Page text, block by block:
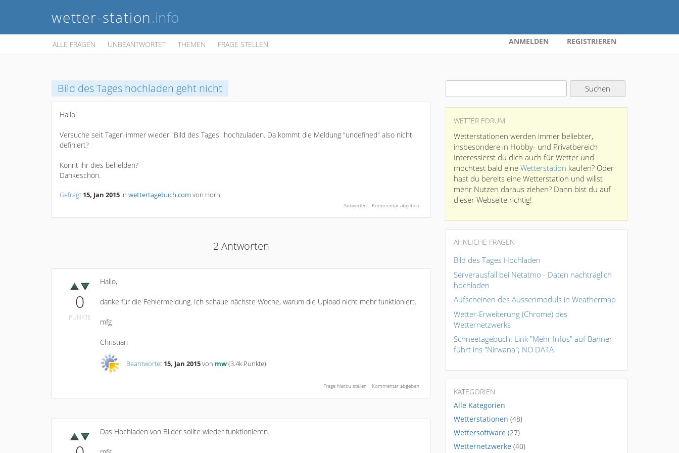
wetter-station.info
ALLE FRAGEN UNBEANTWORTET THEMEN FRAGE STELLEN ANMELDEN REGISTRIEREN
Bild des Tages hochladen geht nicht
Hallo!
Versuche seit Tagen immer wieder "Bild des Tages" hochzuladen. Da kommt die Meldung "undefined" also nicht
definiert?
Könnt ihr dies behelden?
Dankeschön.
Gefragt 15, Jan 2015 in wettertagebuch.com von Horn
2 Antworten
0
PUNKTE
Hallo,
danke für die Fehlermeldung. Ich schaue nächste Woche, warum die Upload nicht mehr funktioniert.
mfg
Christian
Beantwortet 15, Jan 2015von mw(3.4k Punkte)
Das Hochladen von Bilder sollte wieder funktionieren.
WETTER FORUM
Wetterstationen werden immer beliebter,
insbesondere in Hobby- und Privatbereich
Interessierst du dich auch für Wetter und
möchtest bald eine Wetterstation kaufen? Oder
hast du bereits eine Wetterstation und willst
mehr Nutzen daraus ziehen? Dann bist du auf
dieser Webseite richtig!
ÄHNLICHE FRAGEN
Bild des Tages Hochladen
Serverausfall bei Netatmo - Daten nachträglich
hochladen
Aufscheinen des Aussenmoduls in Weathermap
Wetter-Erweiterung (Chrome) des
Wetternetzwerks
Schneetagebuch: Link "Mehr Infos" auf Banner
führt ins "Nirwana"; NO DATA
KATEGORIEN
Alle Kategorien
Wetterstationen (48)
Wettersoftware (27)
Wetternetzwerke (40)